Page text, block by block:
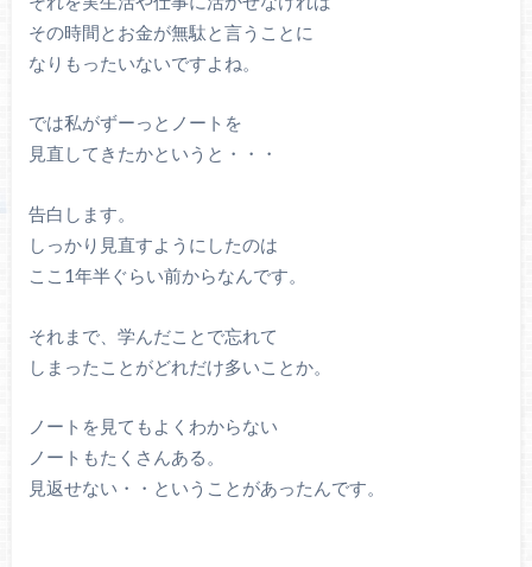
その時間とお金が無駄と言うことに
なりもったいないですよね。
では私がずーっとノートを
見直してきたかというと・・・
告白します。
しっかり見直すようにしたのは
ここ1年半ぐらい前からなんです。
それまで、学んだことで忘れて
しまったことがどれだけ多いことか。
ノートを見てもよくわからない
ノートもたくさんある。
見返せない・・ということがあったんです。